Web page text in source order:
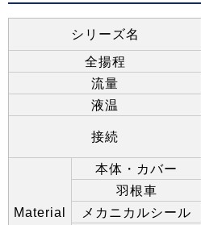
シリーズ名
全揚程
流量
液温
接続
Material
本体・カバー
羽根車
メカニカルシール